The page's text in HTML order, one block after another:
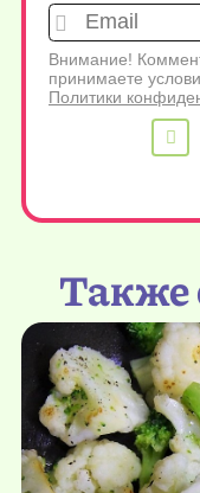
Внимание!
принимаете
Политики
Также